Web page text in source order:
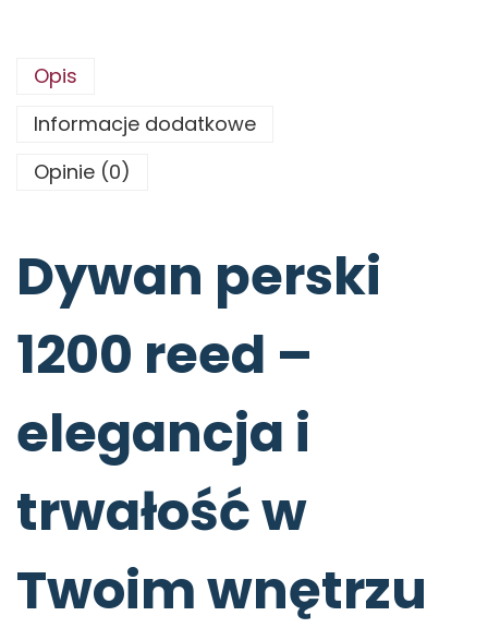
Opis
Informacje dodatkowe
Opinie (0)
Dywan perski
1200 reed –
elegancja i
trwałość w
Twoim wnętrzu